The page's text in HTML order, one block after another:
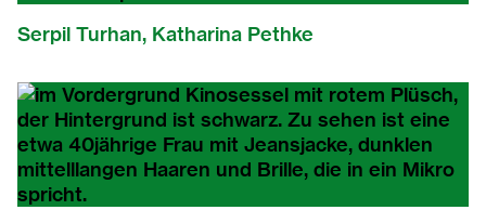
Serpil Turhan, Katharina Pethke